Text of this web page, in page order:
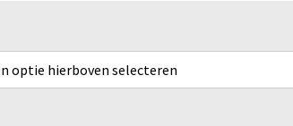
optie hierboven selecteren